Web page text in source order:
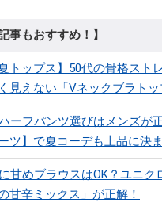
事もおすすめ！】
トップス】50代の骨格スト
見えない「Vネックブラトッ
ーフパンツ選びはメンズが
ツ】で夏コーデも上品に決
甘めブラウスはOK？ユニク
甘辛ミックス」が正解！